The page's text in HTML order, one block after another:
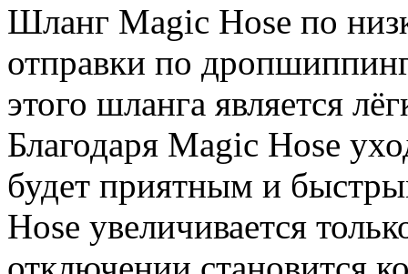
Шланг Magic Hose по
отправки по
этого шланга является
Благодаря Magic Hose
будет приятным и
Hose увеличивается